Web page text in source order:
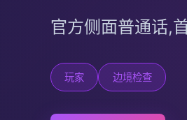
官方侧面普通话,
玩家 边境检查